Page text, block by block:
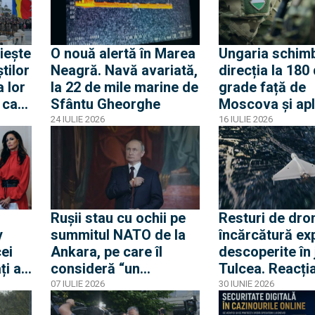
lor
O nouă alertă în Marea
Neagră. Navă avariată,
la 22 de mile marine de
Sfântu Gheorghe
24 IULIE 2026
Ungaria
direcția la 180
grade față de
Moscova și
politica "ușilor
față de
secrete rusești
16 IULIE 2026
ai
Rușii stau cu ochii pe
summitul NATO de la
Ankara, pe care îl
consideră “un
eveniment de mare
interes”
07 IULIE 2026
Resturi de
încărcătură
descoperite în
Tulcea.
a Ministerului
30 IUNIE 2026